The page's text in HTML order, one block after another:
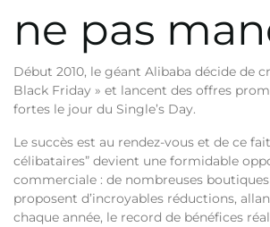
ne pas
Début 2010, le géant Alibaba décide de
Black Friday » et lancent des offres
fortes le jour du Single’s Day.
Le succès est au rendez-vous et de ce
célibataires” devient une formidable
commerciale : de nombreuses
proposent d’incroyables réductions,
chaque année, le record de bénéfices